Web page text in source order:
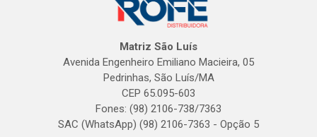
Matriz São Luís
Avenida Engenheiro Emiliano Macieira, 05
Pedrinhas, São Luís/MA
CEP 65.095-603
Fones: (98) 2106-738/7363
SAC (WhatsApp) (98) 2106-7363 - Opção 5